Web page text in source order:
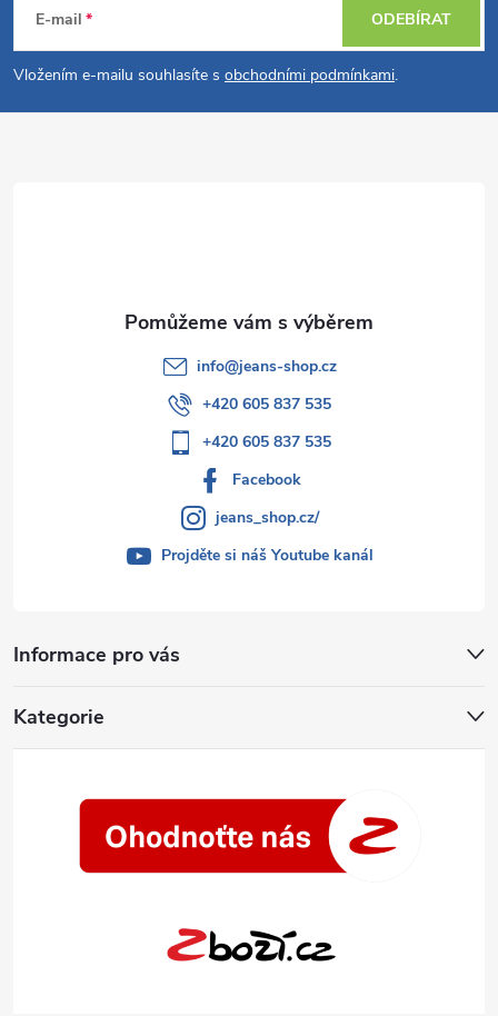
p
a
E-mail
Vložením e-mailu souhlasíte s obchodními podmínkami.
ODEBÍRAT
Informace pro vás
Kategorie
info@jeans-shop.cz
+420 605 837 535
+420 605 837 535
Facebook
jeans_shop.cz/
Projděte si náš Youtube kanál